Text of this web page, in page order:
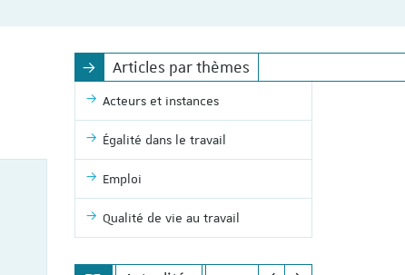
Articles par thèmes
Acteurs et instances
Égalité dans le travail
Emploi
Qualité de vie au travail